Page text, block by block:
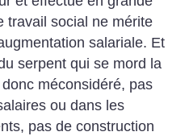
travail social ne mérite
salariale. Et
serpent qui se mord la
méconsidéré, pas
ou dans les
pas de construction